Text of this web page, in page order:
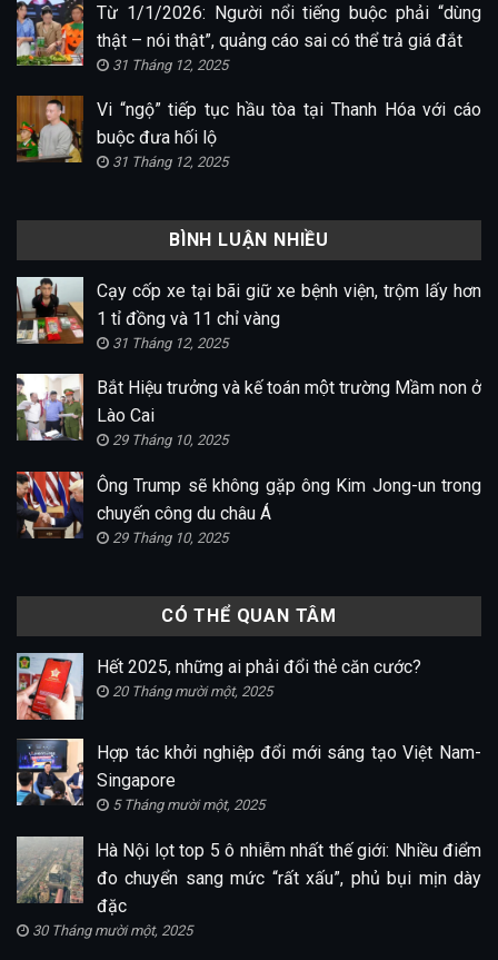
Từ 1/1/2026: Người nổi tiếng buộc phải “dùng
thật – nói thật”, quảng cáo sai có thể trả giá đắt
31 Tháng 12, 2025
Vi “ngộ” tiếp tục hầu tòa tại Thanh Hóa với cáo
buộc đưa hối lộ
31 Tháng 12, 2025
BÌNH LUẬN NHIỀU
Cạy cốp xe tại bãi giữ xe bệnh viện, trộm lấy hơn
1 tỉ đồng và 11 chỉ vàng
31 Tháng 12, 2025
Bắt Hiệu trưởng và kế toán một trường Mầm non ở
Lào Cai
29 Tháng 10, 2025
Ông Trump sẽ không gặp ông Kim Jong-un trong
chuyến công du châu Á
29 Tháng 10, 2025
CÓ THỂ QUAN TÂM
Hết 2025, những ai phải đổi thẻ căn cước?
20 Tháng mười một, 2025
Hợp tác khởi nghiệp đổi mới sáng tạo Việt Nam-
Singapore
5 Tháng mười một, 2025
Hà Nội lọt top 5 ô nhiễm nhất thế giới: Nhiều điểm
đo chuyển sang mức “rất xấu”, phủ bụi mịn dày
đặc
30 Tháng mười một, 2025